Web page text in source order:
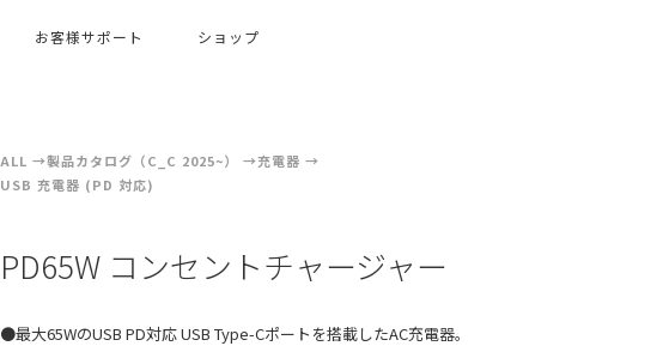
お客様サポート ショップ
ALL 製品カタログ（C_C 2025~）
充電器
USB 充電器 (PD 対応)
PD65W コンセントチャージャー
●最大65WのUSB PD対応 USB Type-Cポートを搭載したAC充電器。